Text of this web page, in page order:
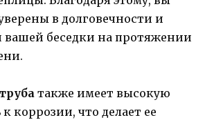
в долговечности и
вашей беседки на протяжении
также имеет высокую
коррозии, что делает ее